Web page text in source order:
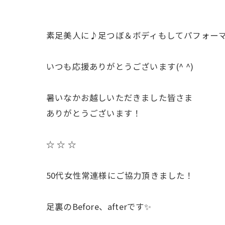
素足美人に♪足つぼ＆ボディもしてパフォー
いつも応援ありがとうございます(^ ^)
暑いなかお越しいただきました皆さま
ありがとうございます！
☆ ☆ ☆
50代女性常連様にご協力頂きました！
足裏のBefore、afterです✨